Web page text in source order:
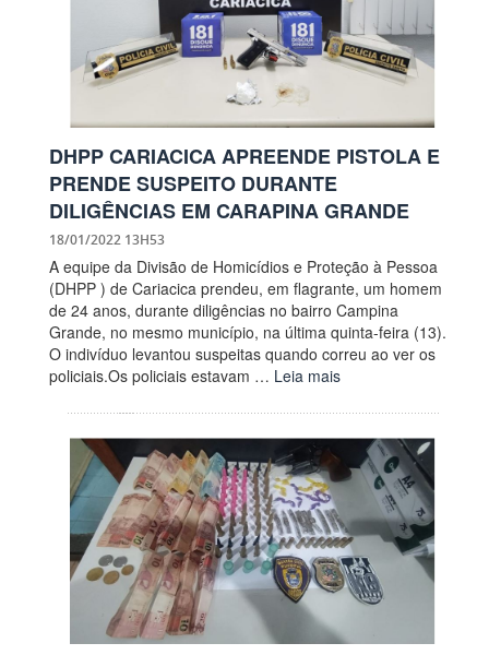
DHPP CARIACICA APREENDE PISTOLA E
PRENDE SUSPEITO DURANTE
DILIGÊNCIAS EM CARAPINA GRANDE
18/01/2022 13H53
A equipe da Divisão de Homicídios e Proteção à Pessoa
(DHPP ) de Cariacica prendeu, em flagrante, um homem
de 24 anos, durante diligências no bairro Campina
Grande, no mesmo município, na última quinta-feira (13).
O indivíduo levantou suspeitas quando correu ao ver os
policiais.Os policiais estavam … Leia mais